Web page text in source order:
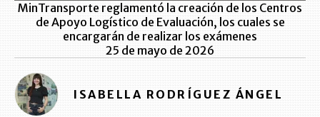
MinTransporte reglamentó la creación de los Centros
de Apoyo Logístico de Evaluación, los cuales se
encargarán de realizar los exámenes
25 de mayo de 2026
ISABELLA RODRÍGUEZ ÁNGEL